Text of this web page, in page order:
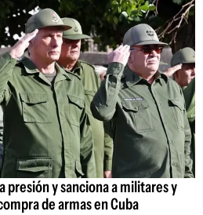
presión y sanciona a militares y
de armas en Cuba